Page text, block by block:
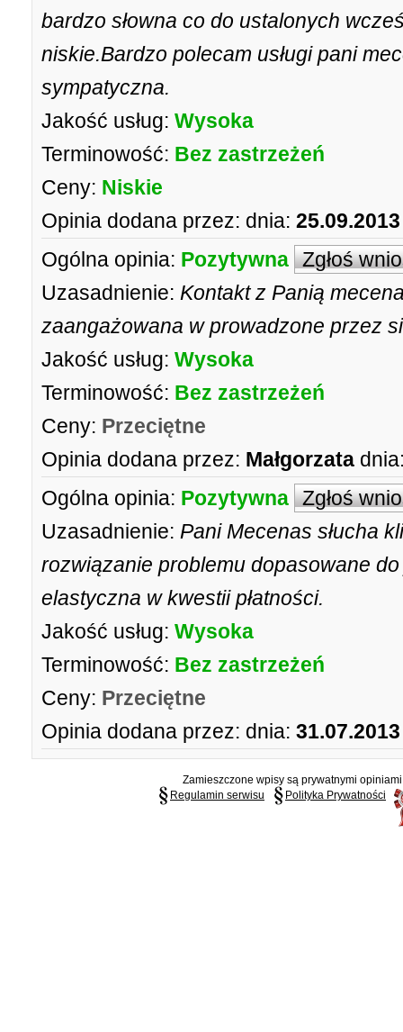
bardzo słowna co do ustalonych
niskie.Bardzo polecam usługi pani
sympatyczna.
Jakość usług: Wysoka
Terminowość: Bez zastrzeżeń
Ceny: Niskie
Opinia dodana przez: dnia:
Ogólna opinia: Pozytywna Zgłoś
Uzasadnienie: Kontakt z Panią
zaangażowana w prowadzone przez
Jakość usług: Wysoka
Terminowość: Bez zastrzeżeń
Ceny: Przeciętne
Opinia dodana przez: Małgorzata
Ogólna opinia: Pozytywna Zgłoś
Uzasadnienie: Pani Mecenas słucha
rozwiązanie problemu dopasowane
elastyczna w kwestii płatności.
Jakość usług: Wysoka
Terminowość: Bez zastrzeżeń
Ceny: Przeciętne
Opinia dodana przez: dnia:
Zamieszczone wpisy są prywatnymi
Regulamin serwisu
Polityka Prywatności